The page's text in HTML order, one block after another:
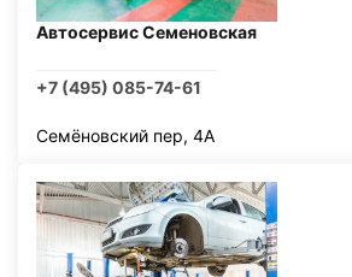
Автосервис Семеновская
+7 (495) 085-74-61
Семёновский пер, 4А